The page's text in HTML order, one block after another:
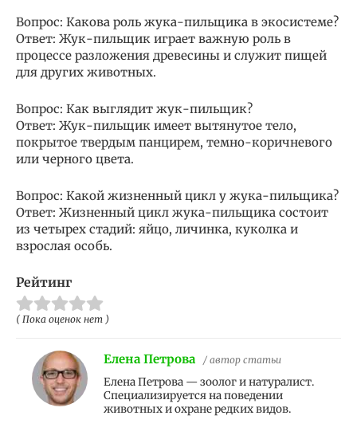
Вопрос: Какова роль жука-пильщика в экосистеме?
Ответ: Жук-пильщик играет важную роль в
процессе разложения древесины и служит пищей
для других животных.
Вопрос: Как выглядит жук-пильщик?
Ответ: Жук-пильщик имеет вытянутое тело,
покрытое твердым панцирем, темно-коричневого
или черного цвета.
Вопрос: Какой жизненный цикл у жука-пильщика?
Ответ: Жизненный цикл жука-пильщика состоит
из четырех стадий: яйцо, личинка, куколка и
взрослая особь.
Рейтинг
( Пока оценок нет )
Елена Петрова / автор статьи
Елена Петрова — зоолог и натуралист.
Специализируется на поведении
животных и охране редких видов.